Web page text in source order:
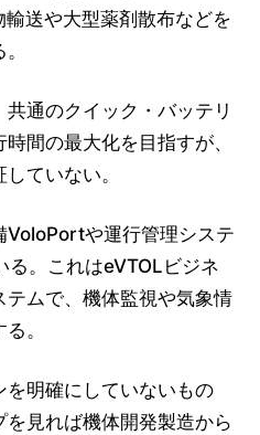
送や大型薬剤散布などを
通のクイック・バッテリ
間の最大化を目指すが、
ていない。
や運行管理システ
る。これはeVTOLビジネ
ムで、機体監視や気象情
。
明確にしていないもの
見れば機体開発製造から